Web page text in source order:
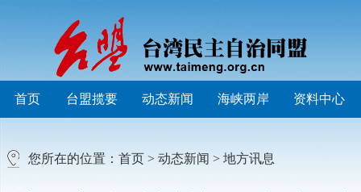
首页 台盟揽要 动态新闻 海峡两岸 资料中心
您所在的位置： 首页> 动态新闻 > 地方讯息